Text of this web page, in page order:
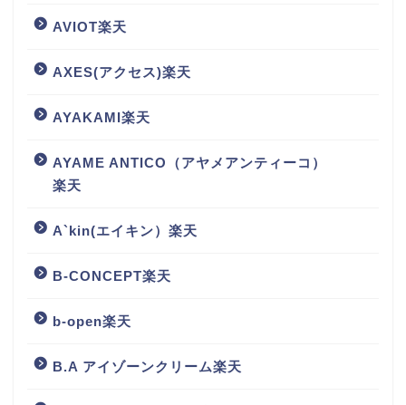
AVIOT楽天
AXES(アクセス)楽天
AYAKAMI楽天
AYAME ANTICO（アヤメアンティーコ）
楽天
A`kin(エイキン）楽天
B-CONCEPT楽天
b-open楽天
B.A アイゾーンクリーム楽天